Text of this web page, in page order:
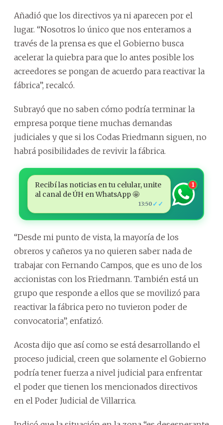
Añadió que los directivos ya ni aparecen por el
lugar. “Nosotros lo único que nos enteramos a
través de la prensa es que el Gobierno busca
acelerar la quiebra para que lo antes posible los
acreedores se pongan de acuerdo para reactivar la
fábrica”, recalcó.
Subrayó que no saben cómo podría terminar la
empresa porque tiene muchas demandas
judiciales y que si los Codas Friedmann siguen, no
habrá posibilidades de revivir la fábrica.
Recibí las noticias en tu celular, unite
al canal de ÚH en WhatsApp 🤩
13:50 ✓✓
1
“Desde mi punto de vista, la mayoría de los
obreros y cañeros ya no quieren saber nada de
trabajar con Fernando Campos, que es uno de los
accionistas con los Friedmann. También está un
grupo que responde a ellos que se movilizó para
reactivar la fábrica pero no tuvieron poder de
convocatoria”, enfatizó.
Acosta dijo que así como se está desarrollando el
proceso judicial, creen que solamente el Gobierno
podría tener fuerza a nivel judicial para enfrentar
el poder que tienen los mencionados directivos
en el Poder Judicial de Villarrica.